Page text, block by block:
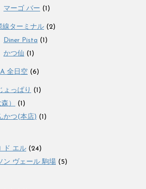
マーゴ バー (1)
線ターミナル (2)
Diner Pista (1)
かつ仙 (1)
全日空 (6)
ょっぱり (1)
）
(1)
かつ(本店) (1)
ド エル (24)
ン ヴェール 駒場 (5)